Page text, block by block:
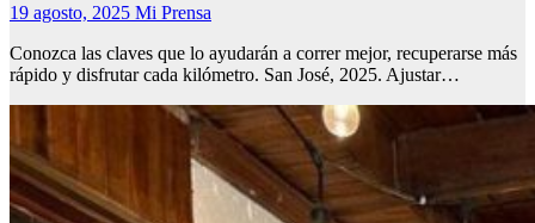
19 agosto, 2025 Mi Prensa
Conozca las claves que lo ayudarán a correr mejor, recuperarse más
rápido y disfrutar cada kilómetro. San José, 2025. Ajustar…